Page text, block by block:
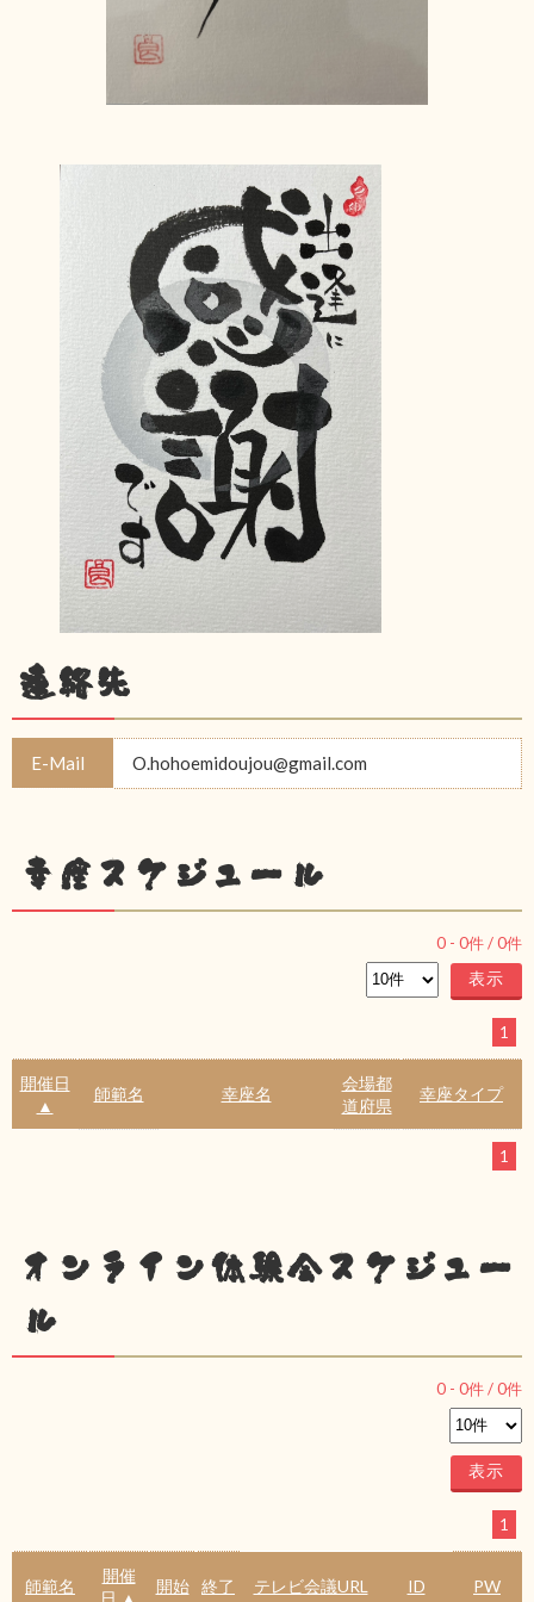
連絡先
E-Mail O.hohoemidoujou@gmail.com
幸座スケジュール
0 - 0件 /0件
1
開催日
▲
師範名 幸座名
会場都
道府県
幸座タイプ
1
オンライン体験会スケジュー
ル
0 - 0件 /0件
1
師範名
開催
開始 終了 テレビ会議URL ID PW